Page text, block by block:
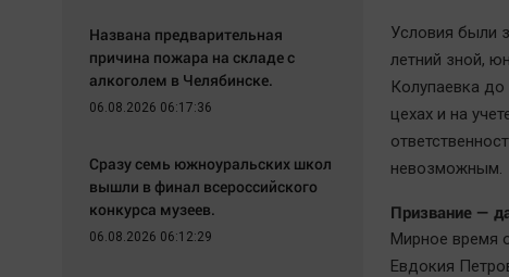
Условия были
летний зной,
Колупаевка
цехах и на
невозможным.
Призвание —
Мирное время
Евдокия
Названа предварительная
причина пожара на складе с
алкоголем в Челябинске.
06.08.2026 06:17:36
Сразу семь южноуральских школ
вышли в финал всероссийского
конкурса музеев.
06.08.2026 06:12:29